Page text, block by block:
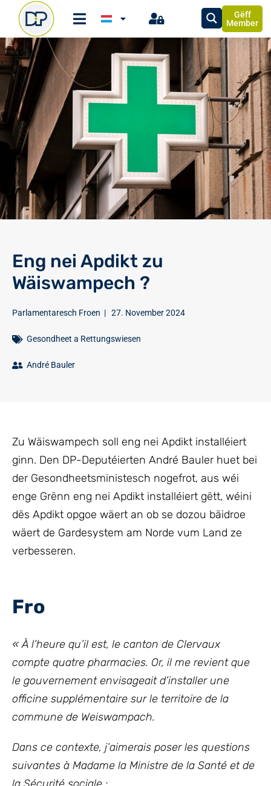
Gëff
Member
Eng nei Apdikt zu
Wäiswampech ?
Parlamentaresch Froen | 27. November 2024
Gesondheet a Rettungswiesen
André Bauler
Zu Wäiswampech soll eng nei Apdikt installéiert
ginn. Den DP-Deputéierten André Bauler huet bei
der Gesondheetsministesch nogefrot, aus wéi
enge Grënn eng nei Apdikt installéiert gëtt, wéini
dës Apdikt opgoe wäert an ob se dozou bäidroe
wäert de Gardesystem am Norde vum Land ze
verbesseren.
Fro
« À l’heure qu’il est, le canton de Clervaux
compte quatre pharmacies. Or, il me revient que
le gouvernement envisageait d’installer une
officine supplémentaire sur le territoire de la
commune de Weiswampach.
Dans ce contexte, j’aimerais poser les questions
suivantes à Madame la Ministre de la Santé et de